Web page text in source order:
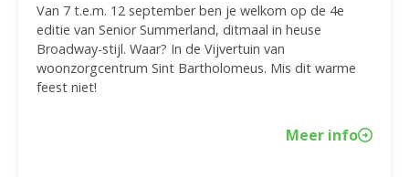
Van 7 t.e.m. 12 september ben je welkom op de 4e
editie van Senior Summerland, ditmaal in heuse
Broadway-stijl. Waar? In de Vijvertuin van
woonzorgcentrum Sint Bartholomeus. Mis dit warme
feest niet!
Meer info